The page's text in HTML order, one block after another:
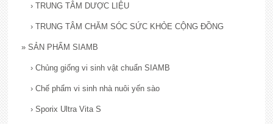
› TRUNG TÂM DƯỢC LIỆU
› TRUNG TÂM CHĂM SÓC SỨC KHỎE CỘNG ĐỒNG
» SẢN PHẨM SIAMB
› Chủng giống vi sinh vật chuẩn SIAMB
› Chế phẩm vi sinh nhà nuôi yến sào
› Sporix Ultra Vita S